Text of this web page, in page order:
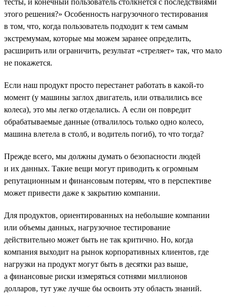
этого решения?» Особенность нагрузочного тестирования
в том, что, когда пользователь подходит к тем самым
экстремумам, которые мы можем заранее определить,
расширить или ограничить, результат «стреляет» так, что мало
не покажется.
Если наш продукт просто перестанет работать в какой-то
момент (у машины заглох двигатель, или отвалились все
колеса), это мы легко отделались. А если он повредит
обрабатываемые данные (отвалилось только одно колесо,
машина влетела в столб, и водитель погиб), то что тогда?
Прежде всего, мы должны думать о безопасности людей
и их данных. Такие вещи могут приводить к огромным
репутационным и финансовым потерям, что в перспективе
может привести даже к закрытию компании.
Для продуктов, ориентированных на небольшие компании
или объемы данных, нагрузочное тестирование
действительно может быть не так критично. Но, когда
компания выходит на рынок корпоративных клиентов, где
нагрузки на продукт могут быть в десятки раз выше,
а финансовые риски измеряться сотнями миллионов
долларов, тут уже лучше бы освоить эту область знаний.